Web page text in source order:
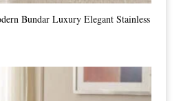
Bundar Luxury Elegant Stainless